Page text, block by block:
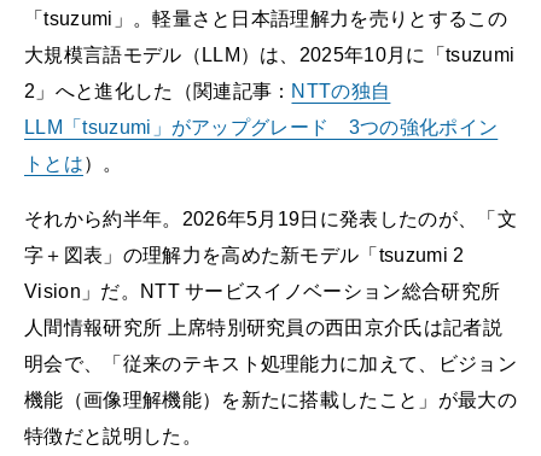
「tsuzumi」。軽量さと日本語理解力を売りとするこの
大規模言語モデル（LLM）は、2025年10月に「tsuzumi
2」へと進化した（関連記事： NTTの独自
LLM「tsuzumi」がアップグレード 3つの強化ポイン
トとは）。
それから約半年。2026年5月19日に発表したのが、「文
字＋図表」の理解力を高めた新モデル「tsuzumi 2
Vision」だ。NTT サービスイノベーション総合研究所
人間情報研究所 上席特別研究員の西田京介氏は記者説
明会で、「従来のテキスト処理能力に加えて、ビジョン
機能（画像理解機能）を新たに搭載したこと」が最大の
特徴だと説明した。